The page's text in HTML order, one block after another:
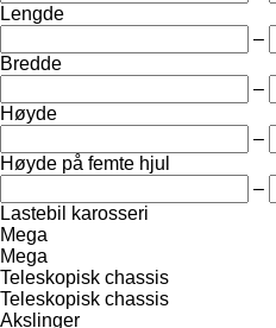
Lengde
–
Bredde
–
Høyde
–
Høyde på femte hjul
–
Lastebil karosseri
Mega
Mega
Teleskopisk chassis
Teleskopisk chassis
Akslinger